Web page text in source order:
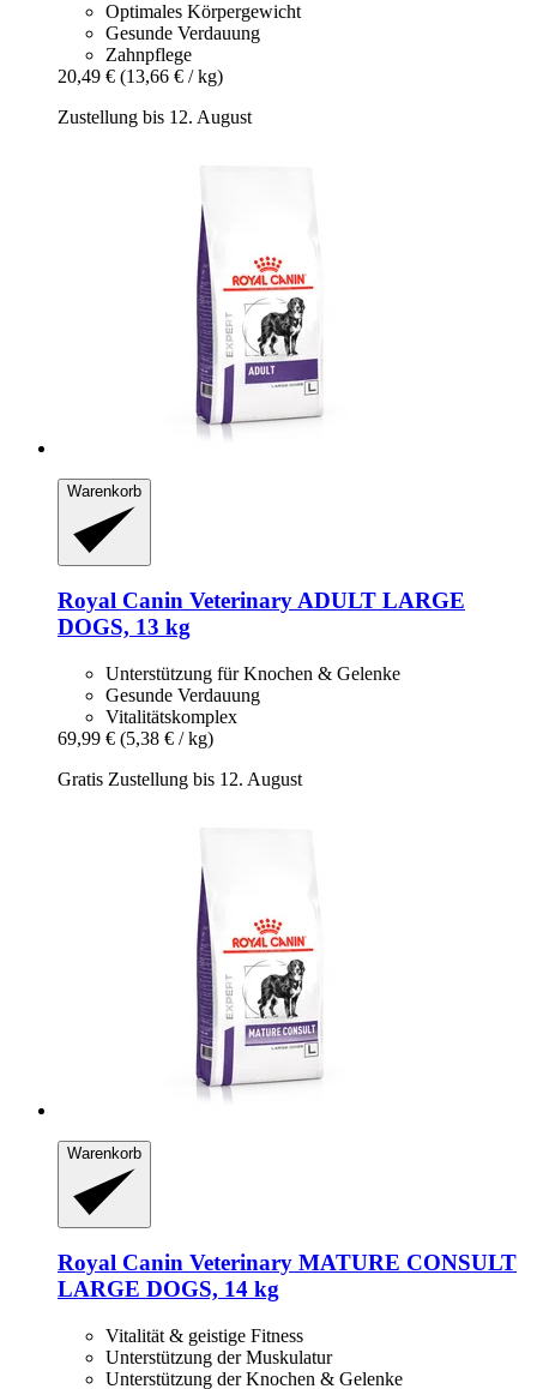
Optimales Körpergewicht
Gesunde Verdauung
Zahnpflege
20,49 € (13,66 € / kg)
Zustellung bis 12. August
Warenkorb
Royal Canin VeterinaryADULT LARGE
DOGS, 13 kg
Unterstützung für Knochen & Gelenke
Gesunde Verdauung
Vitalitätskomplex
69,99 € (5,38 € / kg)
Gratis Zustellung bis 12. August
Warenkorb
Royal Canin Veterinary MATURE CONSULT
LARGE DOGS, 14 kg
Vitalität & geistige Fitness
Unterstützung der Muskulatur
Unterstützung der Knochen & Gelenke